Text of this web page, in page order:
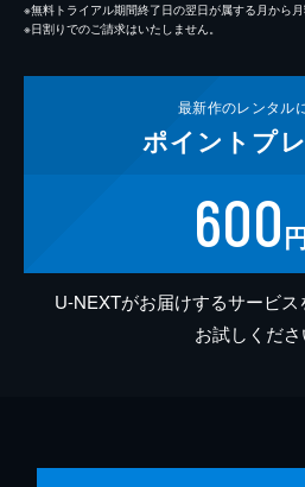
※無料トライアル期間終了日の翌日が属する月から月
※日割りでのご請求はいたしません。
最新作のレンタル
ポイント プ
600
U-NEXTがお届けするサービ
お試しくださ